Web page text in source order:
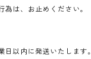
為は、お止めください。
以内に発送いたします。